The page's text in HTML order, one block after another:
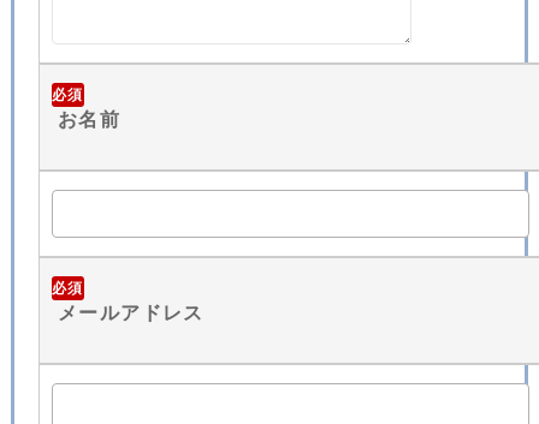
必須
お名前
必須
メールアドレス